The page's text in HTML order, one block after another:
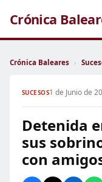
Crónica
Crónica Baleares ›
SUCESOS1 de Junio de
Detenida
sus
con